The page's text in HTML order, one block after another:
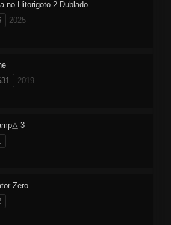
no Hitorigoto 2 Dublado
2025
2019
3
Zero